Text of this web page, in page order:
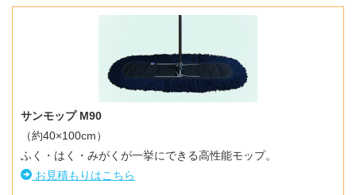
サンモップ M90
（約40×100cm）
ふく・はく・みがくが一挙にできる高性能モップ。
お見積もりはこちら